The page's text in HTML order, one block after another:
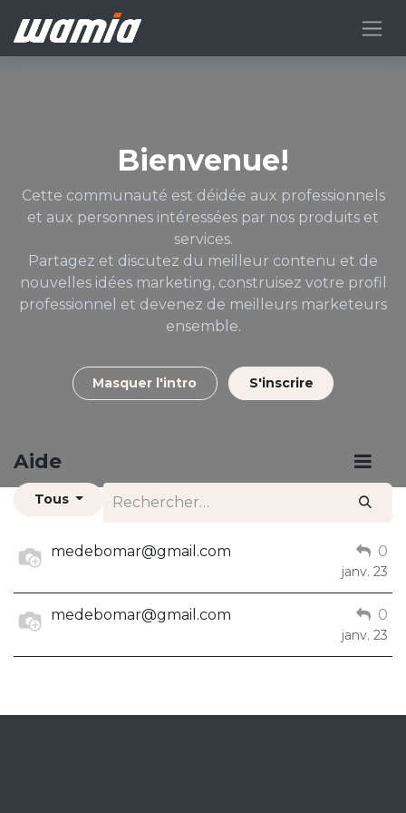
Bienvenue!
Cette communauté est déidée aux professionnels
et aux personnes intéressées par nos produits et
services.
Partagez et discutez du meilleur contenu et de
nouvelles idées marketing, construisez votre profil
professionnel et devenez de meilleurs marketeurs
ensemble.
Masquer l'intro S'inscrire
Aide
Tous
medebomar@gmail.com 0
janv. 23
medebomar@gmail.com 0
janv. 23